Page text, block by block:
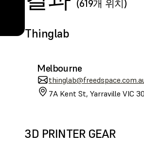
(619개 위치)
Thinglab
Melbourne
7A Kent St, Yarraville VIC
3D PRINTER GEAR